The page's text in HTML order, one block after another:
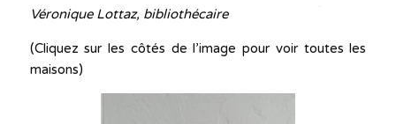
Véronique Lottaz, bibliothécaire
(Cliquez sur les côtés de l’image pour voir toutes les
maisons)